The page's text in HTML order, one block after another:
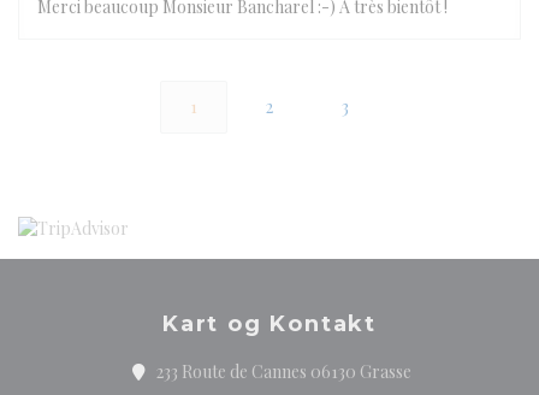
Merci beaucoup Monsieur Bancharel :-) À très bientôt !
1 2 3
Kart og Kontakt
233 Route de Cannes 06130 Grasse((åpner i et nytt